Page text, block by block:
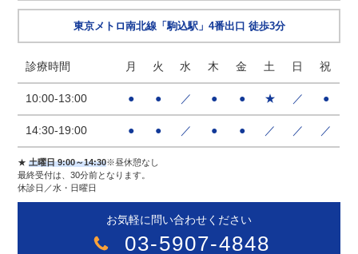
東京メトロ南北線「駒込駅」4番出口 徒歩3分
診療時間 月 火 水 木 金 土 日 祝
10:00-13:00 ● ● ／ ● ● ★ ／ ●
14:30-19:00 ● ● ／ ● ● ／ ／ ／
★土曜日 9:00～14:30※昼休憩なし
最終受付は、30分前となります。
休診日／水・日曜日
お気軽に問い合わせください
03-5907-4848